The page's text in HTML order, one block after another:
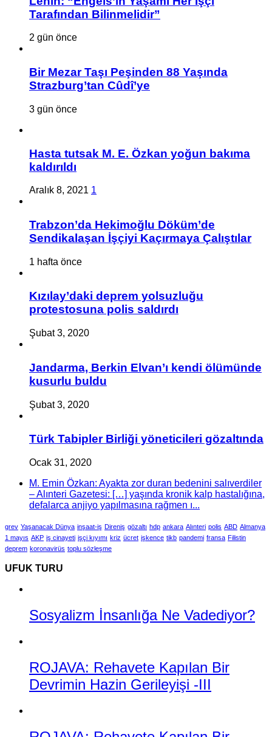
Tarafından Bilinmelidir”
2 gün önce
Bir Mezar Taşı Peşinden 88 Yaşında
Strazburg’tan Cûdî’ye
3 gün önce
Hasta tutsak M. E. Özkan yoğun bakıma
kaldırıldı
Aralık 8, 2021 1
Trabzon’da Hekimoğlu Döküm’de
Sendikalaşan İşçiyi Kaçırmaya Çalıştılar
1 hafta önce
Kızılay’daki deprem yolsuzluğu
protestosuna polis saldırdı
Şubat 3, 2020
Jandarma, Berkin Elvan’ı kendi ölümünde
kusurlu buldu
Şubat 3, 2020
Türk Tabipler Birliği yöneticileri gözaltında
Ocak 31, 2020
M. Emin Özkan: Ayakta zor duran bedenini salıverdiler
– Alınteri Gazetesi: […] yaşında kronik kalp hastalığına,
defalarca anjiyo yapılmasına rağmen ı...
grev Yaşanacak Dünya inşaat-iş Direniş gözaltı hdp ankara Alınteri polis ABD Almanya
1 mayıs AKP iş cinayeti işçi kıyımı kriz ücret işkence tikb pandemi fransa Filistin
deprem koronavirüs toplu sözleşme
UFUK TURU
Sosyalizm İnsanlığa Ne Vadediyor?
ROJAVA: Rehavete Kapılan Bir
Devrimin Hazin Gerileyişi -III